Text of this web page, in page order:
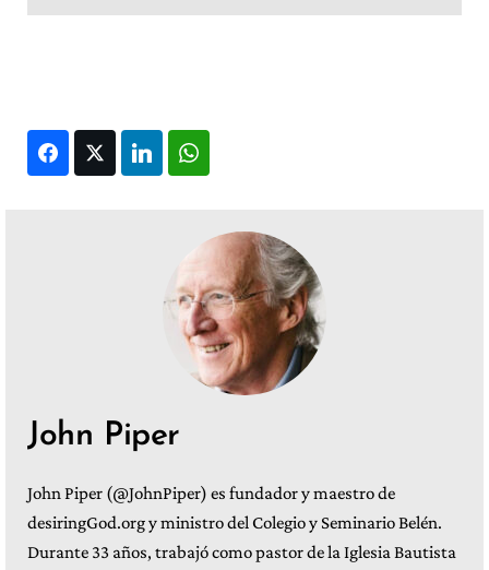
FacebookTwitter LinkedIn
John Piper
John Piper (@JohnPiper) es fundador y maestro de
desiringGod.org y ministro del Colegio y Seminario Belén.
Durante 33 años, trabajó como pastor de la Iglesia Bautista